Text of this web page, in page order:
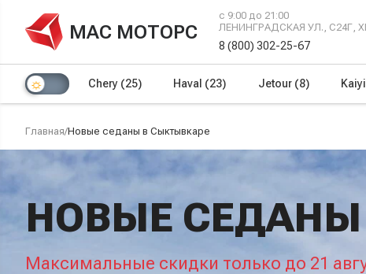
МАС МОТОРС
с 9:00 до 21:00
ЛЕНИНГРАДСКАЯ УЛ., С24Г,
8 (800) 302-25-67
Chery (25) Haval (23) Jetour (8) Kaiyi
Главная/Новые седаны в Сыктывкаре
НОВЫЕ
Максимальные скидки только до 21